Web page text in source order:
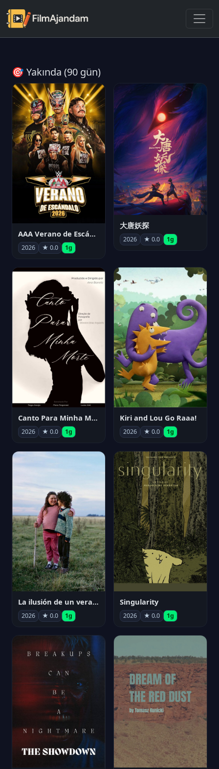
🎯 Yakında (90 gün)
AAA Verano de Escándalo 2026 - Week 3
2026 ★ 0.0 1g
大唐妖探
2026 ★ 0.0 1g
Canto Para Minha Morte
2026 ★ 0.0 1g
Kiri and Lou Go Raaa!
2026 ★ 0.0 1g
La ilusión de un verano sin fin
2026 ★ 0.0 1g
Singularity
2026 ★ 0.0 1g